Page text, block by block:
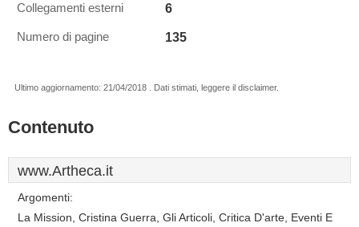
Collegamenti esterni 6
Numero di pagine 135
Ultimo aggiornamento: 21/04/2018 . Dati stimati, leggere il disclaimer.
Contenuto
www.Artheca.it
Argomenti:
La Mission, Cristina Guerra, Gli Articoli, Critica D'arte, Eventi E